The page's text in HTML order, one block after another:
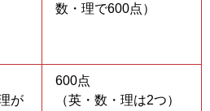
数・理で600点）
が
600点
（英・数・理は2つ）